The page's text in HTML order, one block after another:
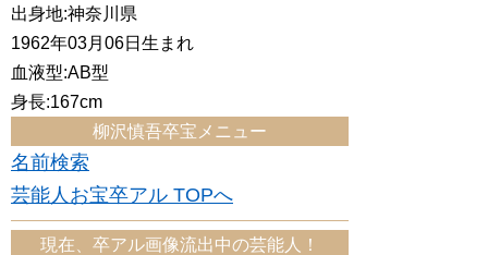
出身地:神奈川県
1962年03月06日生まれ
血液型:AB型
身長:167cm
柳沢慎吾卒宝メニュー
名前検索
芸能人お宝卒アル TOPへ
現在、卒アル画像流出中の芸能人！